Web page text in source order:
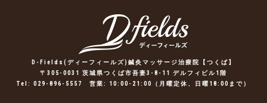
D-Fields(ディーフィールズ)鍼灸マッサージ治療院【つくば】
〒305-0031 茨城県つくば市吾妻3-8-11 デルフィビル1階
Tel: 029-896-5557 営業: 10:00-21:00（月曜定休、日曜18:00まで）